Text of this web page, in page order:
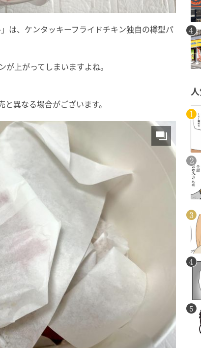
は、ケンタッキーフライドチキン独自の樽型パ
上がってしまいますよね。
異なる場合がございます。